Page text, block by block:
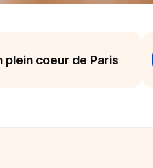
coeur de Paris